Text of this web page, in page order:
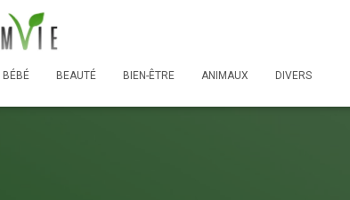
BÉBÉ BEAUTÉ BIEN-ÊTRE ANIMAUX DIVERS